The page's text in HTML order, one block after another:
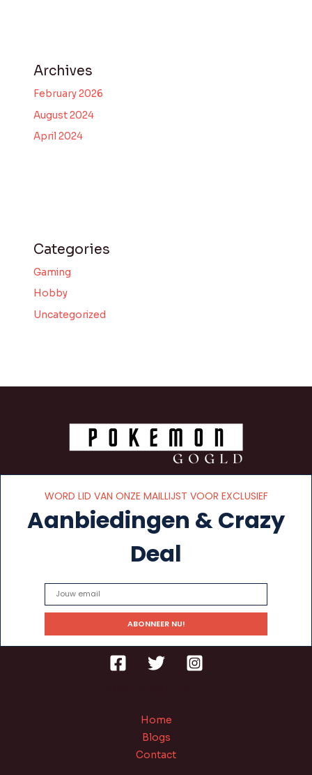
Archives
February 2026
August 2024
April 2024
Categories
Gaming
Hobby
Uncategorized
WORD LID VAN ONZE MAILLIJST VOOR EXCLUSIEF
Aanbiedingen & Crazy
Deal
Home
Blogs
Contact